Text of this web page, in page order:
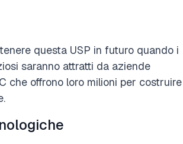
questa USP in futuro quando i
saranno attratti da aziende
che offrono loro milioni per costruire